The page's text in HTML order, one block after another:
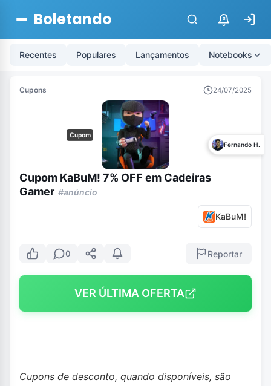
Boletando $
Recentes Populares Lançamentos Notebooks
Cupons 24/07/2025
Cupom
Fernando H.
Cupom KaBuM! 7% OFF em Cadeiras
Gamer #anúncio
KaBuM!
0 Reportar
VER ÚLTIMA OFERTA
Cupons de desconto, quando disponíveis, são